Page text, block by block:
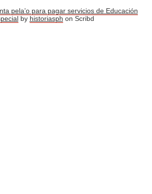
pela’o para pagar servicios de Educación
by historiasph on Scribd